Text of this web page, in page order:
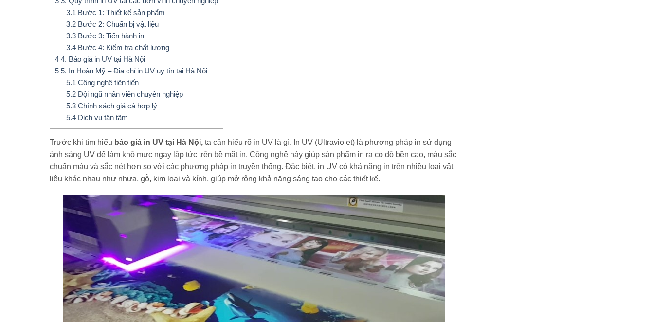
3.1 Bước 1: Thiết kế sản phẩm
3.2Bước 2: Chuẩn bị vật liệu
3.3Bước 3: Tiến hành in
3.4Bước 4: Kiểm tra chất lượng
4 4. Báo giá in UV tại Hà Nội
5 5. In Hoàn Mỹ – Địa chỉ in UV uy tín tại Hà Nội
5.1 Công nghệ tiên tiến
5.2Đội ngũ nhân viên chuyên nghiệp
5.3Chính sách giá cả hợp lý
5.4Dịch vụ tận tâm
Trước khi tìm hiểu báo giá in UV tại Hà Nội, ta cần hiểu rõ in UV là gì. In UV (Ultraviolet) là phương pháp in sử dụng
ánh sáng UV để làm khô mực ngay lập tức trên bề mặt in. Công nghệ này giúp sản phẩm in ra có độ bền cao, màu sắc
chuẩn màu và sắc nét hơn so với các phương pháp in truyền thống. Đặc biệt, in UV có khả năng in trên nhiều loại vật
liệu khác nhau như nhựa, gỗ, kim loại và kính, giúp mở rộng khả năng sáng tạo cho các thiết kế.